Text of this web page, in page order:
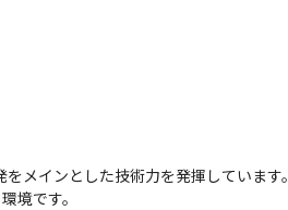
メインとした技術力を発揮しています。
境です。